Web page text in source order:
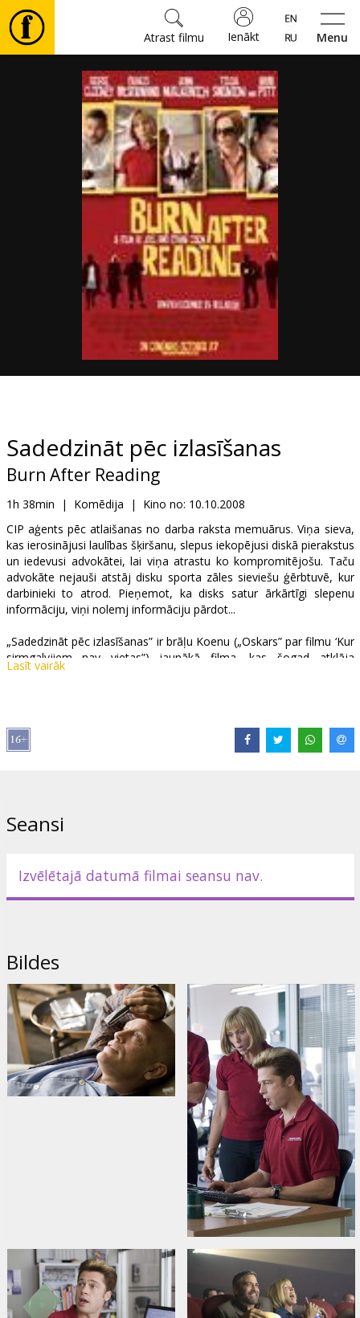
Menu
Ienākt
Atrast filmu
Biļetes
Pasākumi
Dāvanu
B2B
Kino
Klubs
Sadedzināt pēc izlasīšanas
Burn After Reading
1h 38min | Komēdija | Kino no: 10.10.2008
CIP aģents pēc atlaišanas no darba raksta memuārus. Viņa sieva,
kas ierosinājusi laulības šķiršanu, slepus iekopējusi diskā pierakstus
un iedevusi advokātei, lai viņa atrastu ko kompromitējošu. Taču
advokāte nejauši atstāj disku sporta zāles sieviešu ģērbtuvē, kur
darbinieki to atrod. Pieņemot, ka disks satur ārkārtīgi slepenu
informāciju, viņi nolemj informāciju pārdot...
„Sadedzināt pēc izlasīšanas” ir brāļu Koenu („Oskars” par filmu ‘Kur
sirmgalvjiem nav vietas”) jaunākā filma, kas šogad atklāja
Venēcijas kinofestivālu. Komēdija, ar kuru Koeni atgriežas pie
Lomās: Brad Pitt, George Clooney, John Malkovich, Tilda Swinton,
Frances McDormand
Scenārijs: Ethan Coen, Joel Coen
Izplatītājs: Acme Film SIA
Lasīt vairāk
Seansi
Izvēlētajā datumā filmai seansu nav.
Bildes